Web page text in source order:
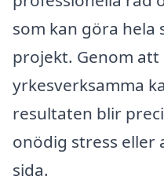
som kan göra
projekt. Genom att
yrkesverksamma
resultaten blir
onödig stress
sida.